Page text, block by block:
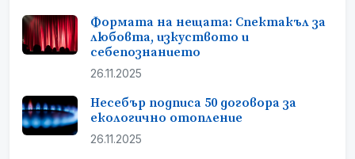
Формата на нещата: Спектакъл за
любовта, изкуството и
себепознанието
26.11.2025
Несебър подписа 50 договора за
екологично отопление
26.11.2025